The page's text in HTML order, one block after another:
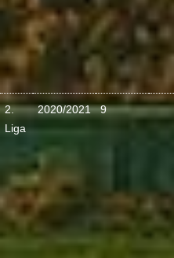
2.
Liga
2020/2021 9